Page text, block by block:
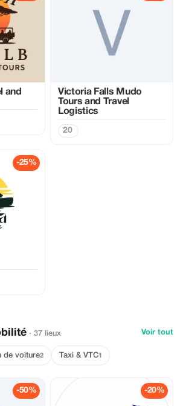
and
Victoria Falls Mudo
Tours and Travel
Logistics
20
-25%
· 37 lieux Voir tout
de voiture2 Taxi & VTC1
-50% -20%